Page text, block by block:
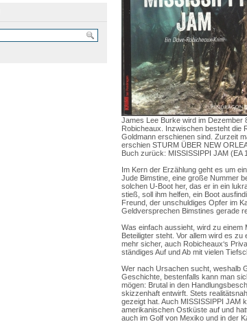
James Lee Burke wird im Dezember
Robicheaux. Inzwischen besteht die
Goldmann erschienen sind. Zurzeit
erschien STURM ÜBER NEW
Buch zurück: MISSISSIPPI JAM (EA
Im Kern der Erzählung geht es um
Jude Bimstine, eine große Nummer
solchen U-Boot her, das er in ein
stieß, soll ihm helfen, ein Boot
Freund, der unschuldiges Opfer im
Geldversprechen Bimstines gerade
Was einfach aussieht, wird zu
Beteiligter steht. Vor allem wird es
mehr sicher, auch Robicheaux‘s
ständiges Auf und Ab mit vielen
Wer nach Ursachen sucht, weshalb
Geschichte, bestenfalls kann man
mögen: Brutal in den
skizzenhaft entwirft. Stets
gezeigt hat. Auch MISSISSIPPI JAM
amerikanischen Ostküste auf und
auch im Golf von Mexiko und in der